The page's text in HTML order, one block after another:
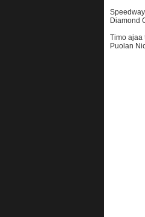
Diamond
Timo ajaa
Puolan